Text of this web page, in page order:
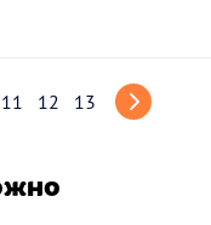
11 12 13